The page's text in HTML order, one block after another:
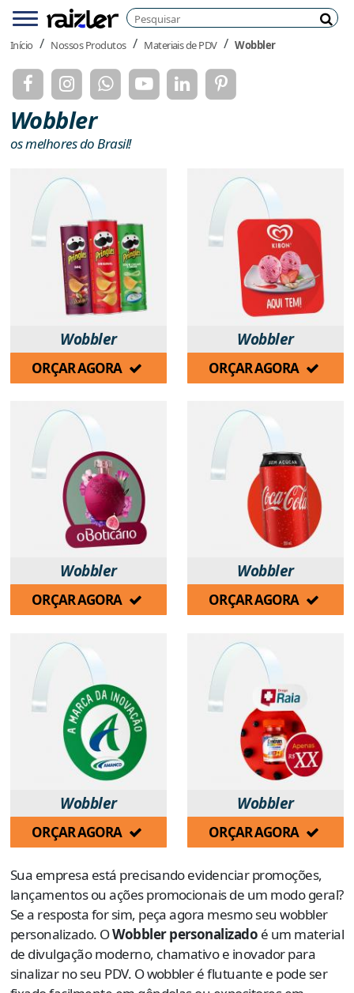
Menu Pesquisar
Início Nossos Produtos Materiais de PDV Wobbler
Wobbler
os melhores do Brasil!
Wobbler
ORÇAR AGORA
Wobbler
ORÇAR AGORA
Wobbler
ORÇAR AGORA
Wobbler
ORÇAR AGORA
Wobbler
ORÇAR AGORA
Wobbler
ORÇAR AGORA
Sua empresa está precisando evidenciar promoções,
lançamentos ou ações promocionais de um modo geral?
Se a resposta for sim, peça agora mesmo seu wobbler
personalizado. OWobbler personalizado é um material
de divulgação moderno, chamativo e inovador para
sinalizar no seu PDV. O wobbler é flutuante e pode ser